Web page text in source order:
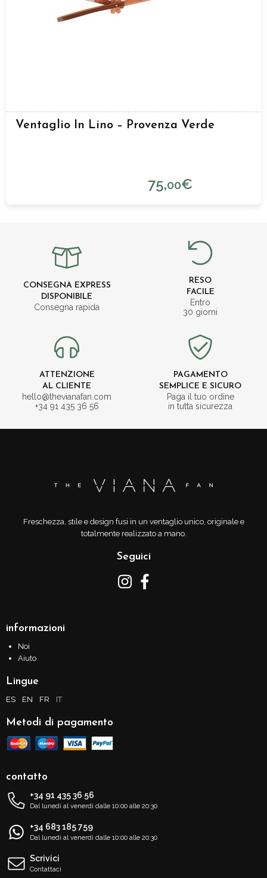
Ventaglio In Lino – Provenza Verde
75,00€
CONSEGNA EXPRESS
DISPONIBILE
Consegna rapida
RESO
FACILE
Entro
30 giorni
ATTENZIONE
AL CLIENTE
hello@thevianafan.com
+34 91 435 36 56
PAGAMENTO
SEMPLICE E SICURO
Paga il tuo ordine
in tutta sicurezza
Freschezza, stile e design fusi in un ventaglio unico, originale e
totalmente realizzato a mano.
Seguici
informazioni
Noi
Aiuto
Lingue
ES EN FR IT
Metodi di pagamento
contatto
+34 91 435 36 56
Dal lunedì al venerdì dalle 10:00 alle 20:30
+34 683 185 759
Dal lunedì al venerdì dalle 10:00 alle 20:30
Scrivici
Contattaci